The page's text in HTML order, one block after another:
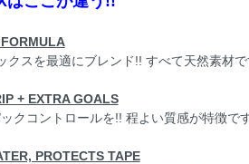
クスを最適にブレンド!! すべて天然素材で
+ EXTRA GOALS
クコントロールを!! 程よい質感が特徴です
PROTECTS TAPE